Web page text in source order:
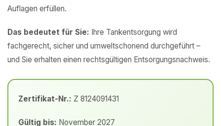
Auflagen erfüllen.
Das bedeutet für Sie: Ihre Tankentsorgung wird
fachgerecht, sicher und umweltschonend durchgeführt –
und Sie erhalten einen rechtsgültigen Entsorgungsnachweis.
Zertifikat-Nr.: Z 8124091431
Gültig bis: November 2027